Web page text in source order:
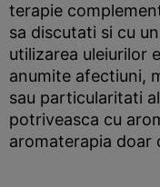
terapie
sa discutati si cu
utilizarea uleiurilor
anumite afectiuni,
sau particularitati
potriveasca cu
aromaterapia doar